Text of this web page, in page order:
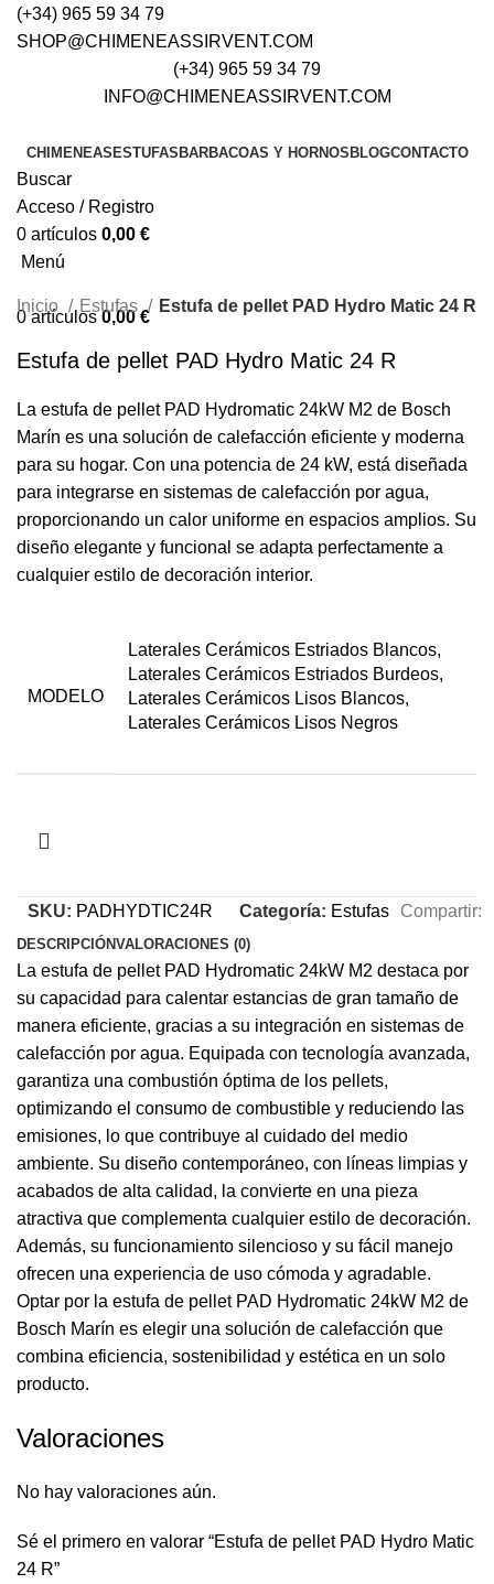
(+34) 965 59 34 79
SHOP@CHIMENEASSIRVENT.COM
(+34) 965 59 34 79
INFO@CHIMENEASSIRVENT.COM
CHIMENEAS ESTUFAS BARBACOAS Y HORNOS BLOGCONTACTO
Buscar
Acceso / Registro
0 artículos 0,00 €
Menú
0artículos 0,00€
Inicio Estufas Estufa de pellet PAD Hydro Matic 24 R
Estufa de pellet PAD Hydro Matic 24 R
La estufa de pellet PAD Hydromatic 24kW M2 de Bosch
Marín es una solución de calefacción eficiente y moderna
para su hogar. Con una potencia de 24 kW, está diseñada
para integrarse en sistemas de calefacción por agua,
proporcionando un calor uniforme en espacios amplios. Su
diseño elegante y funcional se adapta perfectamente a
cualquier estilo de decoración interior.
MODELO
Laterales Cerámicos Estriados Blancos,
Laterales Cerámicos Estriados Burdeos,
Laterales Cerámicos Lisos Blancos,
Laterales Cerámicos Lisos Negros
SKU: PADHYDTIC24R Categoría: Estufas Compartir:
DESCRIPCIÓNVALORACIONES (0)
La estufa de pellet PAD Hydromatic 24kW M2 destaca por
su capacidad para calentar estancias de gran tamaño de
manera eficiente, gracias a su integración en sistemas de
calefacción por agua. Equipada con tecnología avanzada,
garantiza una combustión óptima de los pellets,
optimizando el consumo de combustible y reduciendo las
emisiones, lo que contribuye al cuidado del medio
ambiente. Su diseño contemporáneo, con líneas limpias y
acabados de alta calidad, la convierte en una pieza
atractiva que complementa cualquier estilo de decoración.
Además, su funcionamiento silencioso y su fácil manejo
ofrecen una experiencia de uso cómoda y agradable.
Optar por la estufa de pellet PAD Hydromatic 24kW M2 de
Bosch Marín es elegir una solución de calefacción que
combina eficiencia, sostenibilidad y estética en un solo
producto.
Valoraciones
No hay valoraciones aún.
Sé el primero en valorar “Estufa de pellet PAD Hydro Matic
24 R”